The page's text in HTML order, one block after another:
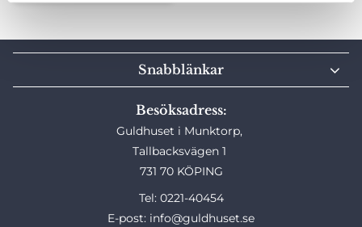
Besöksadress:
Guldhuset i Munktorp,
Tallbacksvägen 1
731 70 KÖPING
Tel: 0221-40454
E-post: info@guldhuset.se
Snabblänkar